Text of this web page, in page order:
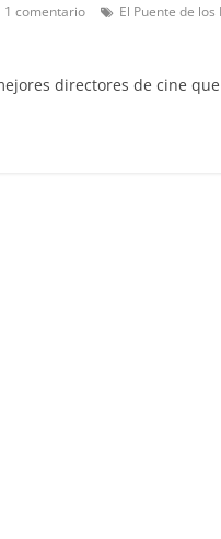
1 comentario El Puente de los
directores de cine